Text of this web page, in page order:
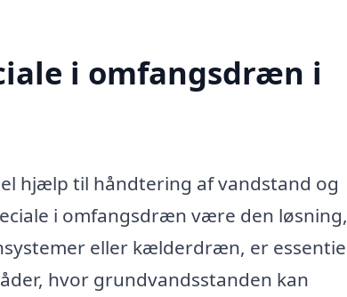
i omfangsdræn i
hjælp til håndtering af vandstand og
i omfangsdræn være den
eller kælderdræn, er
hvor grundvandsstanden kan